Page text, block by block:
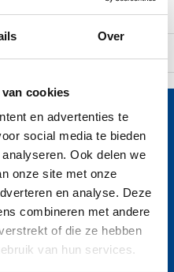
Over
cookies
en advertenties te
social media te bieden
Ook delen we
onze site met onze
en analyse. Deze
combineren met andere
of die ze hebben
van hun services.
45 06
en